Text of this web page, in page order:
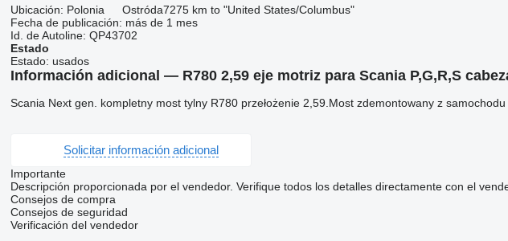
Ubicación: Polonia Ostróda7275 km to "United States/Columbus"
Fecha de publicación: más de 1 mes
Id. de Autoline: QP43702
Estado
Estado: usados
Información adicional — R780 2,59 eje motriz para Scania P,G,R,S
Scania Next gen. kompletny most tylny R780 przełożenie 2,59.Most zdemontowany z
Solicitar información adicional
Importante
Descripción proporcionada por el vendedor. Verifique todos los detalles directamente con el
Consejos de compra
Consejos de seguridad
Verificación del vendedor